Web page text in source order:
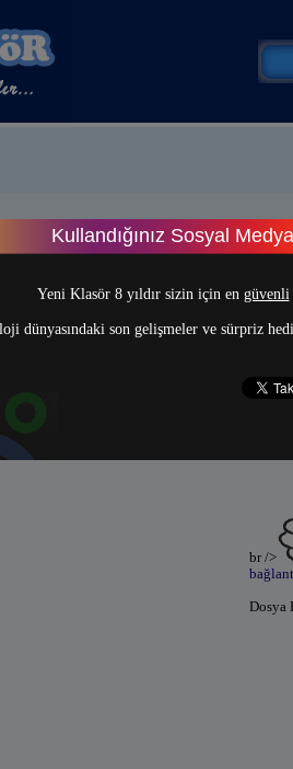
Kullandığınız Sosyal
Yeni Klasör 8 yıldır sizin için en güvenli
dünyasındaki son gelişmeler ve sürpriz
br />
Dosya